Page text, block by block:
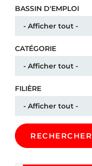
BASSIN D'EMPLOI
CATÉGORIE
FILIÈRE
RECHERCHER